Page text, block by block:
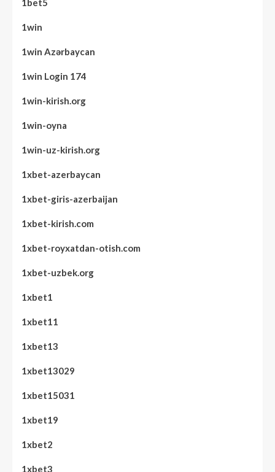
1bet5
1win
1win Azərbaycan
1win Login 174
1win-kirish.org
1win-oyna
1win-uz-kirish.org
1xbet-azerbaycan
1xbet-giris-azerbaijan
1xbet-kirish.com
1xbet-royxatdan-otish.com
1xbet-uzbek.org
1xbet1
1xbet11
1xbet13
1xbet13029
1xbet15031
1xbet19
1xbet2
1xbet3